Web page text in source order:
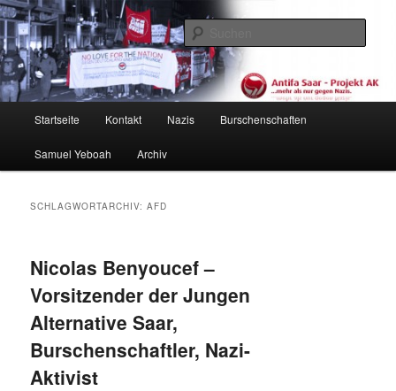
Zum
primären
Inhalt
springen
Zum
sekundären
Inhalt
springenAntifa Saar / Projekt AK
Startseite Kontakt Nazis Burschenschaften
Samuel Yeboah Archiv
SCHLAGWORTARCHIV:AFD
Nicolas Benyoucef –
Vorsitzender der Jungen
Alternative Saar,
Burschenschaftler, Nazi-
Aktivist